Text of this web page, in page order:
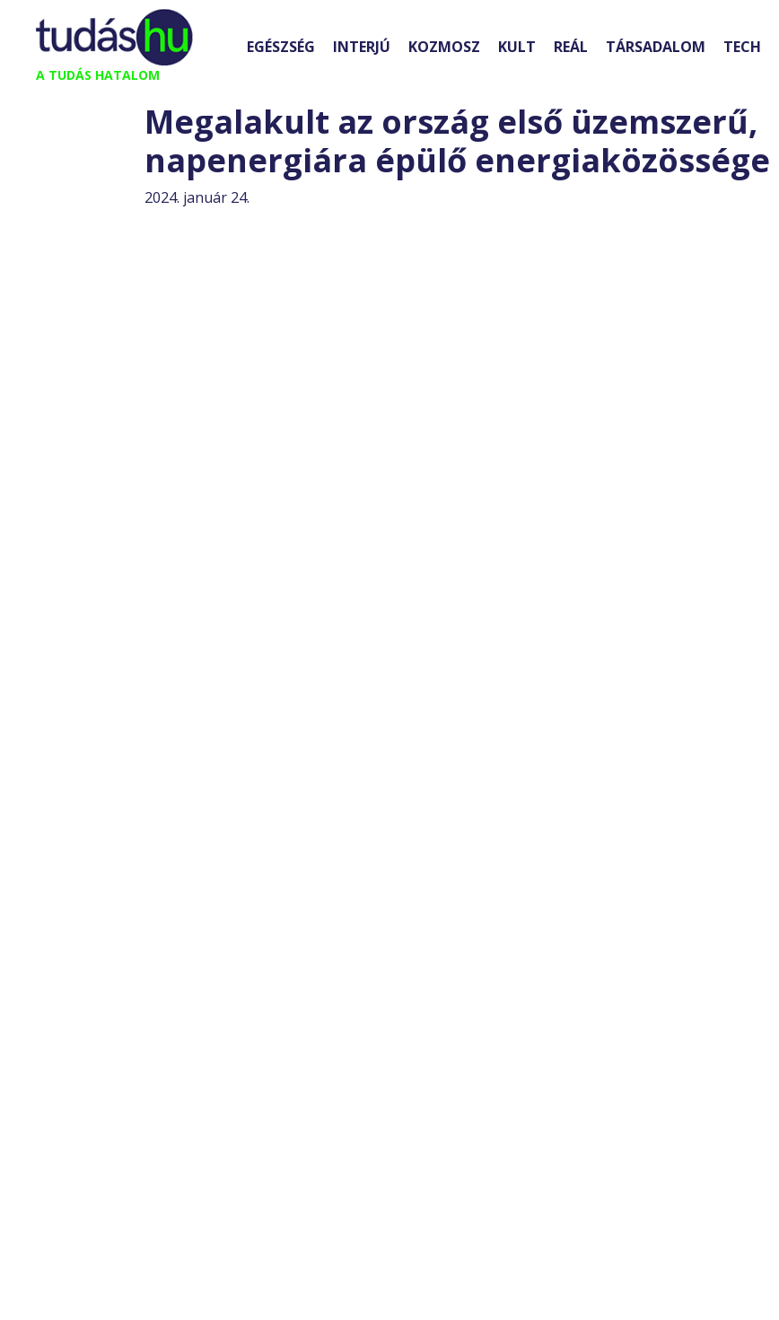
Kilépés
tartalomba
A TUDÁS HATALOM
EGÉSZSÉG INTERJÚ KOZMOSZ KULT REÁL TÁRSADALOM TECH
Megalakult az ország első üzemszerű,
napenergiára épülő energiaközössége
2024. január 24.